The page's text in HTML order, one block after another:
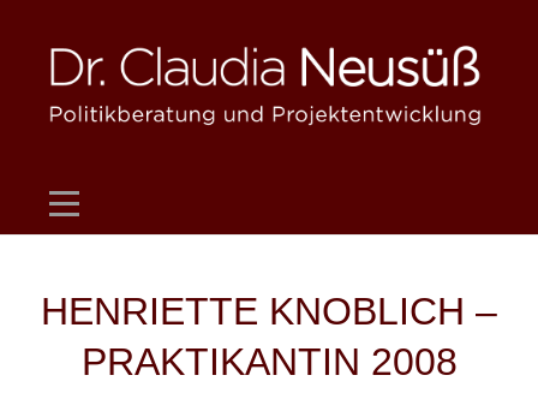
content
HENRIETTE KNOBLICH –
PRAKTIKANTIN 2008
Beitragsnavigation